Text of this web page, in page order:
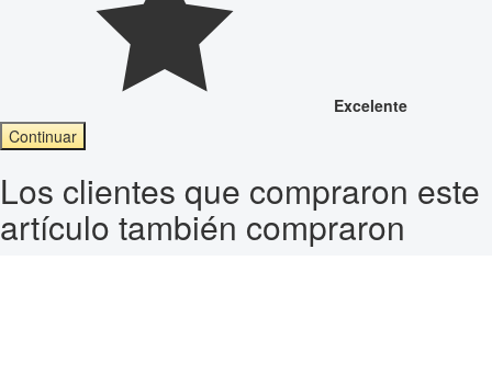
Excelente
Continuar
Los clientes que compraron este
artículo también compraron